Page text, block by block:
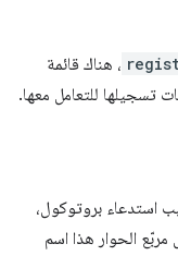
، هناك قائمة
تسجيلها للتعامل معها.
استدعاء بروتوكول،
الحوار هذا اسم